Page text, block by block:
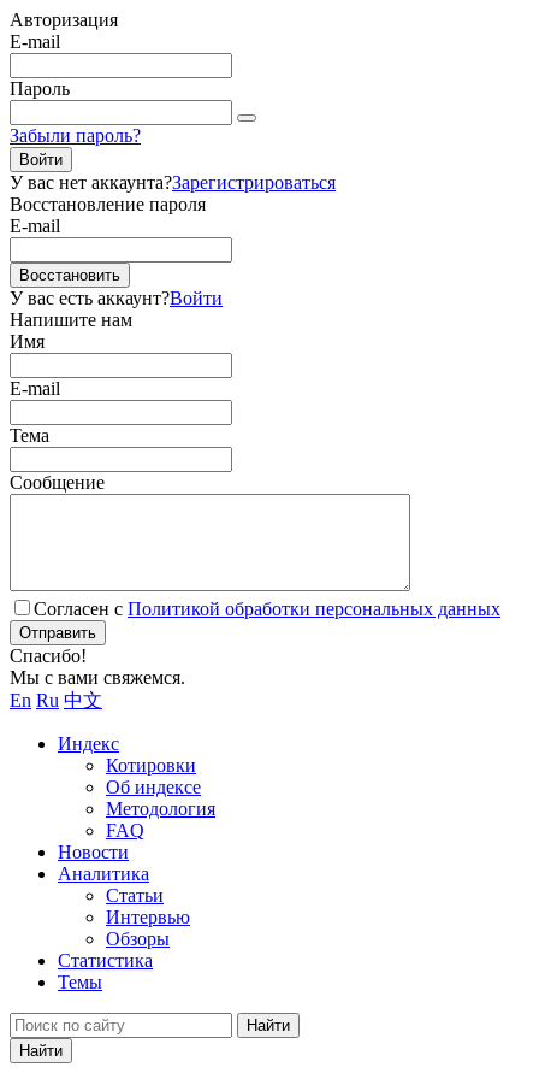
Авторизация
E-mail
Пароль
Забыли пароль?
Войти
У вас нет аккаунта?Зарегистрироваться
Восстановление пароля
E-mail
Восстановить
У вас есть аккаунт?Войти
Напишите нам
Имя
E-mail
Тема
Сообщение
Согласен с Политикой обработки персональных данных
Отправить
Спасибо!
Мы с вами свяжемся.
En Ru 中文
Индекс
Котировки
Об индексе
Методология
FAQ
Новости
Аналитика
Статьи
Интервью
Обзоры
Статистика
Темы
Найти
Найти